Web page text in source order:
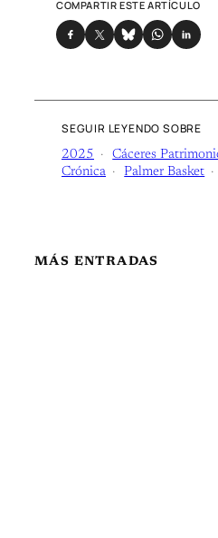
COMPARTIR ESTE ARTÍCULO
SEGUIR LEYENDO SOBRE
2025
Cáceres
Crónica
Palmer Basket
MÁS ENTRADAS